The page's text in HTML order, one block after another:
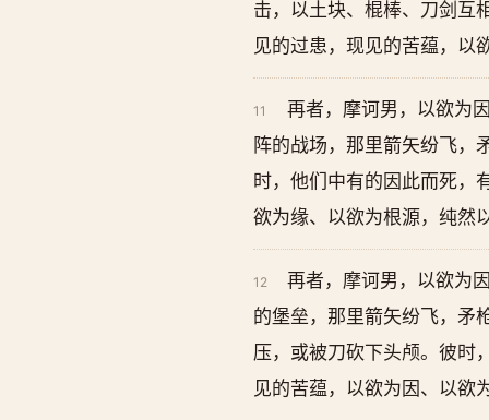
击，以土块、棍棒、刀剑互
见的过患，现见的苦蕴，以
11
再者，摩诃男，以欲为
阵的战场，那里箭矢纷飞，
时，他们中有的因此而死，
欲为缘、以欲为根源，纯然
12
再者，摩诃男，以欲为
的堡垒，那里箭矢纷飞，矛
压，或被刀砍下头颅。彼时
见的苦蕴，以欲为因、以欲